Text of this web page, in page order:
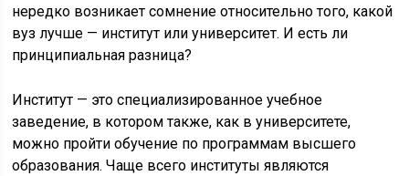
нередко возникает сомнение относительно того, какой
вуз лучше — институт или университет. И есть ли
принципиальная разница?
Институт — это специализированное учебное
заведение, в котором также, как в университете,
можно пройти обучение по программам высшего
образования. Чаще всего институты являются